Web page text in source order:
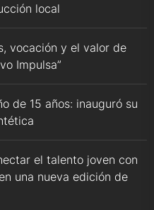
local
vocación y el valor de
Impulsa”
de 15 años: inauguró su
el talento joven con
una nueva edición de